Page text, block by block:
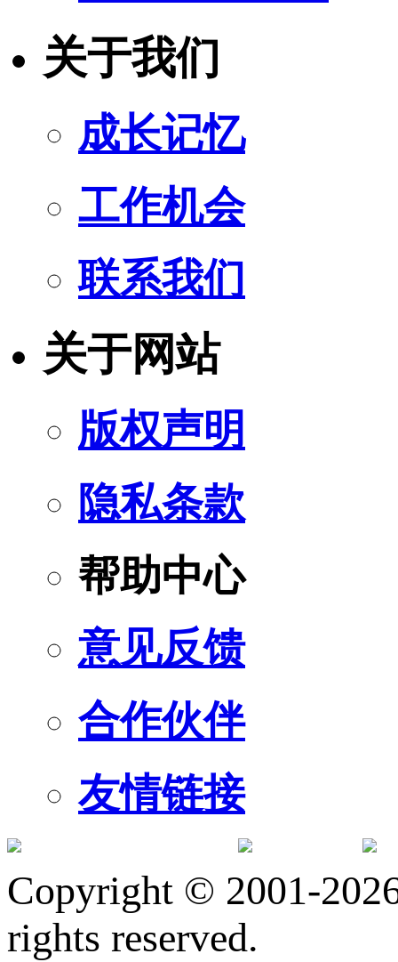
关于我们
成长记忆
工作机会
联系我们
关于网站
版权声明
隐私条款
帮助中心
意见反馈
合作伙伴
友情链接
Copyright © 2001-
rights reserved.